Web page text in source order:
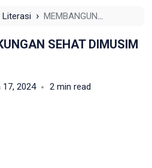
Literasi › MEMBANGUN
SEHAT DIMUSIM
17, 2024 2 min read